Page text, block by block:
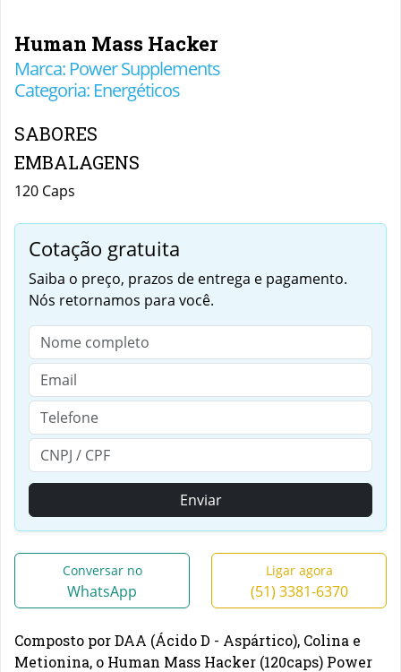
Human Mass Hacker
Marca: Power Supplements
Categoria: Energéticos
SABORES
EMBALAGENS
120 Caps
Cotação gratuita
Saiba o preço, prazos de entrega e pagamento.
Nós retornamos para você.
Enviar
Conversar no
WhatsApp
Ligar agora
(51) 3381-6370
Composto por DAA (Ácido D - Aspártico), Colina e
Metionina, o Human Mass Hacker (120caps) Power